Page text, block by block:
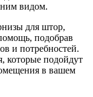
видом.
для штор,
подобрав
и потребностей.
которые подойдут
в вашем